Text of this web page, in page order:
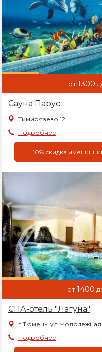
от1300
Сауна Парус
Тимирязево 12
Подробнее
10% скидка
от1400
СПА-отель "Лагуна"
г.Тюмень,
Подробнее